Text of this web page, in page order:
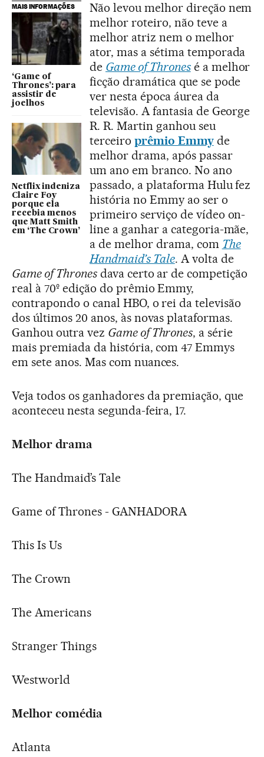
MAIS INFORMAÇÕES
‘Game of
Thrones’: para
assistir de
joelhos
Netflix indeniza
Claire Foy
porque ela
recebia menos
que Matt Smith
em ‘The Crown’
Não levou melhor direção nem
melhor roteiro, não teve a
melhor atriz nem o melhor
ator, mas a sétima temporada
de Game of Thronesé a melhor
ficção dramática que se pode
ver nesta época áurea da
televisão. A fantasia de George
R. R. Martin ganhou seu
terceiro prêmio Emmyde
melhor drama, após passar
um ano em branco. No ano
passado, a plataforma Hulu fez
história no Emmy ao ser o
primeiro serviço de vídeo on-
line a ganhar a categoria-mãe,
a de melhor drama, com The
Handmaid’s Tale. A volta de
Game of Thronesdava certo ar de competição
real à 70º edição do prêmio Emmy,
contrapondo o canal HBO, o rei da televisão
dos últimos 20 anos, às novas plataformas.
Ganhou outra vez Game of Thrones, a série
mais premiada da história, com 47 Emmys
em sete anos. Mas com nuances.
Veja todos os ganhadores da premiação, que
aconteceu nesta segunda-feira, 17.
Melhor drama
The Handmaid’s Tale
Game of Thrones - GANHADORA
This Is Us
The Crown
The Americans
Stranger Things
Westworld
Melhor comédia
Atlanta